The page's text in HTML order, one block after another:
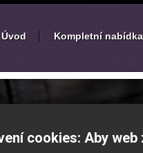
Úvod Kompletní nabídka
akcí
cookies: Aby